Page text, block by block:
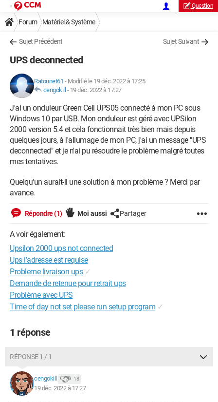
Question
Forum Matériel & Système
Sujet Précédent Sujet Suivant
UPS deconnected
Ratounet61 - Modifié le 19 déc. 2022 à 17:25
cengokill - 19 déc. 2022 à 17:27
J'ai un onduleur Green Cell UPS05 connecté à mon PC sous
Windows 10 par USB. Mon onduleur est géré avec UPSilon
2000 version 5.4 et cela fonctionnait très bien mais depuis
quelques jours, à l'allumage de mon PC, j'ai un message "UPS
deconnected" et je n'ai pu résoudre le problème malgré toutes
mes tentatives.
Quelqu'un aurait-il une solution à mon problème ? Merci par
avance.
Répondre (1) Moi aussi Partager
A voir également:
Upsilon 2000 ups not connected
Ups l'adresse est requise
Probleme livraison ups ✓
Demande de retenue pour retrait ups
Problème avec UPS
Time of day not set please run setup program ✓
1 réponse
RÉPONSE 1 / 1
cengokill 18
19 déc. 2022 à 17:27